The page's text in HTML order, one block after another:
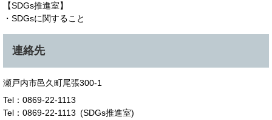
【SDGs推進室】
・SDGsに関すること
連絡先
瀬戸内市邑久町尾張300-1
Tel：0869-22-1113
Tel：0869-22-1113
SDGs推進室